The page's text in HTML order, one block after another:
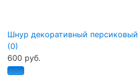
Шнур декоративный персиковый
(0)
600 руб.